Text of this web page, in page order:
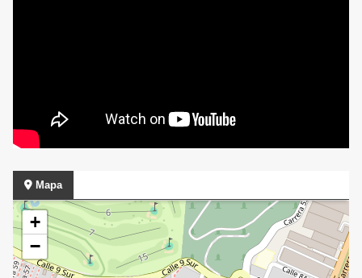
Mapa
+
−